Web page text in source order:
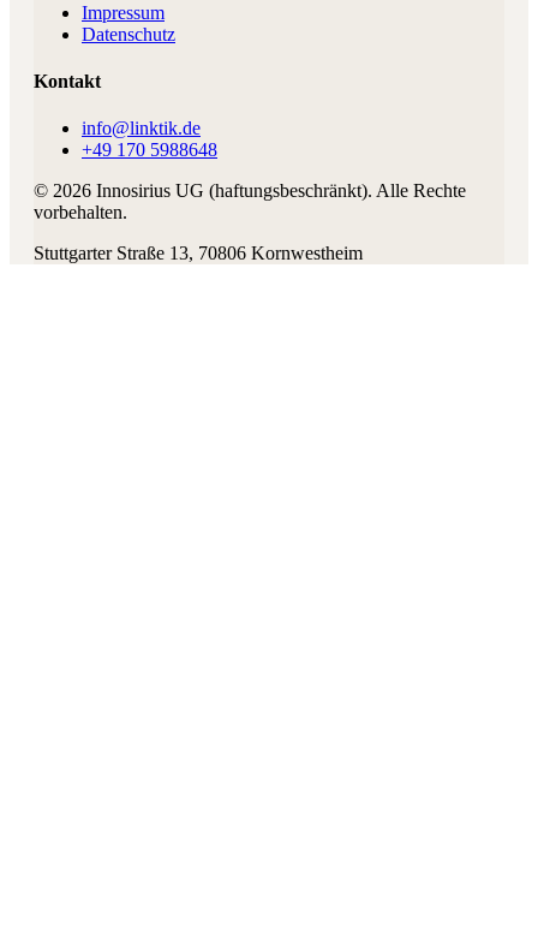
Impressum
Datenschutz
Kontakt
info@linktik.de
+49 170 5988648
© 2026 Innosirius UG (haftungsbeschränkt). Alle Rechte
vorbehalten.
Stuttgarter Straße 13, 70806 Kornwestheim